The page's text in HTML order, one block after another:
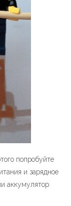
попробуйте
и зарядное
аккумулятор